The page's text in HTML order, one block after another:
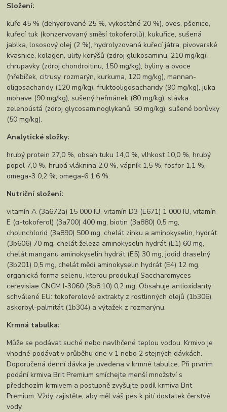
Složení:
kuře 45 % (dehydrované 25 %, vykostěné 20 %), oves, pšenice,
kuřecí tuk (konzervovaný směsí tokoferolů), kukuřice, sušená
jablka, lososový olej (2 %), hydrolyzovaná kuřecí játra, pivovarské
kvasnice, kolagen, ulity korýšů (zdroj glukosaminu, 210 mg/kg),
chrupavky (zdroj chondroitinu, 150 mg/kg), byliny a ovoce
(hřebíček, citrusy, rozmarýn, kurkuma, 120 mg/kg), mannan-
oligosacharidy (120 mg/kg), fruktooligosacharidy (90 mg/kg), juka
mohave (90 mg/kg), sušený heřmánek (80 mg/kg), slávka
zelenoústá (zdroj glycosaminoglykanů, 50 mg/kg), sušené borůvky
(50 mg/kg).
Analytické složky:
hrubý protein 27,0 %, obsah tuku 14,0 %, vlhkost 10,0 %, hrubý
popel 7,0 %, hrubá vláknina 2,0 %, vápník 1,5 %, fosfor 1,1 %,
omega-3 0,2 %, omega-6 1,6 %.
Nutriční složení:
vitamín A (3a672a) 15 000 IU, vitamín D3 (E671) 1 000 IU, vitamín
E (α-tokoferol) (3a700) 400 mg, biotin (3a880) 0,5 mg,
cholinchlorid (3a890) 500 mg, chelát zinku a aminokyselin, hydrát
(3b606) 70 mg, chelát železa aminokyselin hydrát (E1) 60 mg,
chelát manganu aminokyselin hydrát (E5) 30 mg, jodid draselný
(3b201) 0,5 mg, chelát mědi aminokyselin hydrát (E4) 12 mg,
organická forma selenu, kterou produkují Saccharomyces
cerevisiae CNCM I-3060 (3b8.10) 0,2 mg. Obsahuje antioxidanty
schválené EU: tokoferolové extrakty z rostlinných olejů (1b306),
askorbyl-palmitát (1b304) a výtažek z rozmarýnu.
Krmná tabulka:
Může se podávat suché nebo navlhčené teplou vodou. Krmivo je
vhodné podávat v průběhu dne v 1 nebo 2 stejných dávkách.
Doporučená denní dávka je uvedena v krmné tabulce. Při prvním
podání krmiva Brit Premium smíchejte menší množství s
předchozím krmivem a postupně zvyšujte podíl krmiva Brit
Premium. Vždy zajistěte, aby měl váš pes k pití dostatek čerstvé
vody.